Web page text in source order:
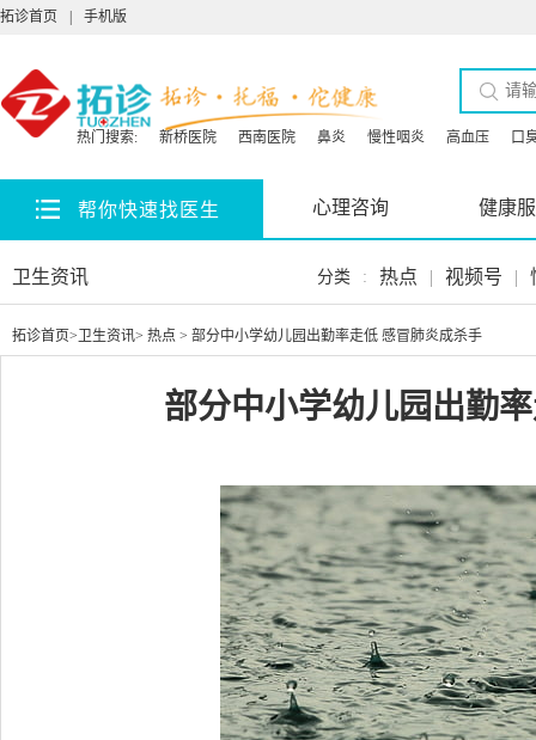
拓诊首页 手机版
热门搜索: 新桥医院 西南医院 鼻炎 慢性咽炎 高血压 口
帮你快速找医生 心理咨询 健康
卫生资讯 分类 : 热点 | 视频号 |
拓诊首页> 卫生资讯> 热点 > 部分中小学幼儿园出勤率走低 感冒肺炎成杀手
部分中小学幼儿园出勤